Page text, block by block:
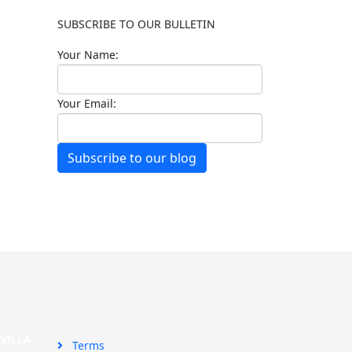
SUBSCRIBE TO OUR BULLETIN
Your Name:
Your Email:
Subscribe to our blog
Terms